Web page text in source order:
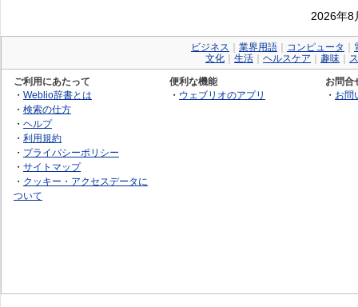
2026年8
ビジネス 業界用語 コンピュータ
文化
生活 ヘルスケア 趣味
ご利用にあたって
・ Weblio辞書とは
・ 検索の仕方
・ ヘルプ
・ 利用規約
・ プライバシーポリシー
・ サイトマップ
・ クッキー・アクセスデータに
ついて
便利な機能
・ ウェブリオのアプリ
お問合
・ お問